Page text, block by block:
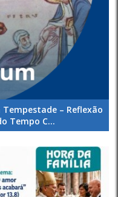
– Reflexão
Tempo C...